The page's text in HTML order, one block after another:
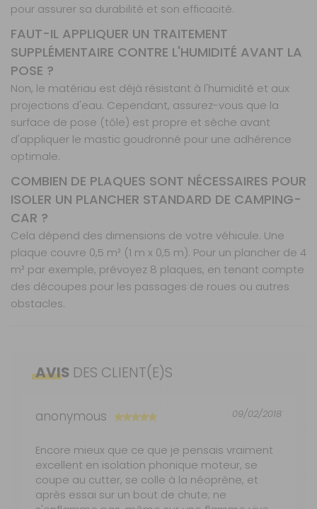
pour assurer sa durabilité et son efficacité.
FAUT-IL APPLIQUER UN TRAITEMENT
SUPPLÉMENTAIRE CONTRE L'HUMIDITÉ AVANT LA
POSE ?
Non, le matériau est déjà résistant à l'humidité et aux
projections d'eau. Cependant, assurez-vous que la
surface de pose (tôle) est propre et sèche avant
d'appliquer le mastic goudronné pour une adhérence
optimale.
COMBIEN DE PLAQUES SONT NÉCESSAIRES POUR
ISOLER UN PLANCHER STANDARD DE CAMPING-
CAR ?
Cela dépend des dimensions de votre véhicule. Une
plaque couvre 0,5 m² (1 m x 0,5 m). Pour un plancher de 4
m² par exemple, prévoyez 8 plaques, en tenant compte
des découpes pour les passages de roues ou autres
obstacles.
mètre sur 0,5 mètre pour une épaisseur de 25 mm,
moteur et les vibrations du plancher dans votre
camping-car, fourgon aménagé ou van, offrant
trajets ou en stationnement prolongé, notamment
en milieu urbain ou sur routes dégradées.
Résistance aux hydrocarbures et huiles
Poids net : 1,2 kg
EAN : 3700628232124
Livraison en MAGASIN
DPD à domicile
TNT Express
8 €
1 à 2 jours ouvrés
AVIS DES CLIENT(E)S
anonymous 09/02/2018
Encore mieux que ce que je pensais vraiment
excellent en isolation phonique moteur, se
coupe au cutter, se colle à la néoprène, et
après essai sur un bout de chute; ne